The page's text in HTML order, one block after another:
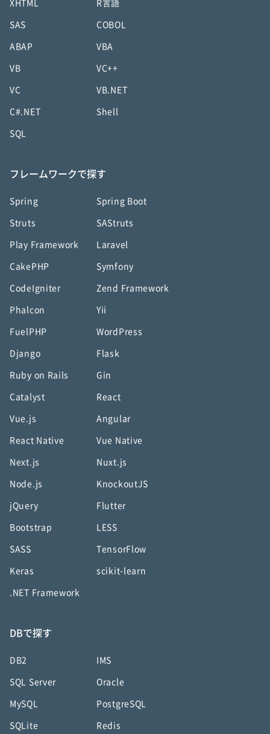
XHTML R言語
SAS COBOL
ABAP VBA
VB VC++
VC VB.NET
C#.NET Shell
SQL
フレームワークで探す
Spring Spring Boot
Struts SAStruts
Play Framework Laravel
CakePHP Symfony
CodeIgniter Zend Framework
Phalcon Yii
FuelPHP WordPress
Django Flask
Ruby on Rails Gin
Catalyst React
Vue.js Angular
React Native Vue Native
Next.js Nuxt.js
Node.js KnockoutJS
jQuery Flutter
Bootstrap LESS
SASS TensorFlow
Keras scikit-learn
.NET Framework
DBで探す
DB2 IMS
SQL Server Oracle
MySQL PostgreSQL
SQLite Redis